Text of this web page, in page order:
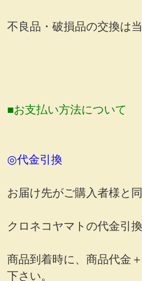
不良品・破損品の交換は
■お支払い方法について
◎代金引換
お届け先がご購入者様と
クロネコヤマトの代金引
商品到着時に、商品代金
下さい。